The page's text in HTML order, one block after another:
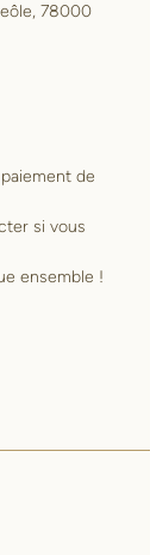
78000
de
si vous
ensemble !